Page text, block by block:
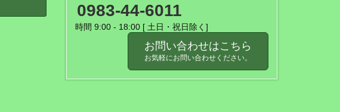
0983-44-6011
時間 9:00 - 18:00 [ 土日・祝日除く]
お問い合わせはこちら
お気軽にお問い合わせください。